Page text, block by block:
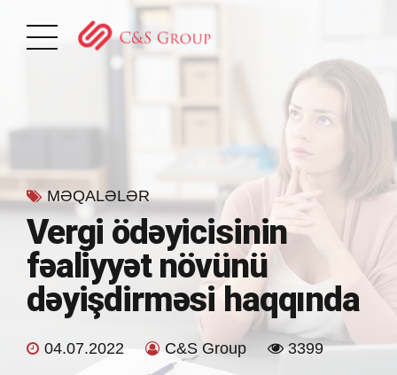
MƏQALƏLƏR
Vergi ödəyicisinin
fəaliyyət növünü
dəyişdirməsi haqqında
04.07.2022 C&S Group 3399